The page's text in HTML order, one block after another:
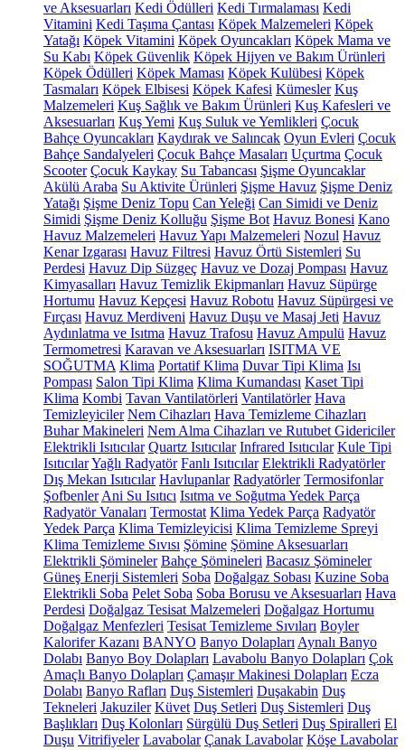
ve Aksesuarları Kedi Ödülleri Kedi Tırmalaması Kedi
Vitamini Kedi Taşıma Çantası Köpek Malzemeleri Köpek
Yatağı Köpek Vitamini Köpek Oyuncakları Köpek Mama ve
Su Kabı Köpek Güvenlik Köpek Hijyen ve Bakım Ürünleri
Köpek Ödülleri Köpek Maması Köpek Kulübesi Köpek
Tasmaları Köpek Elbisesi Köpek Kafesi Kümesler Kuş
Malzemeleri Kuş Sağlık ve Bakım Ürünleri Kuş Kafesleri ve
Aksesuarları Kuş Yemi Kuş Suluk ve Yemlikleri Çocuk
Bahçe Oyuncakları Kaydırak ve Salıncak Oyun Evleri Çocuk
Bahçe Sandalyeleri Çocuk Bahçe Masaları Uçurtma Çocuk
Scooter Çocuk Kaykay Su Tabancası Şişme Oyuncaklar
Akülü Araba Su Aktivite Ürünleri Şişme Havuz Şişme Deniz
Yatağı Şişme Deniz Topu Can Yeleği Can Simidi ve Deniz
Simidi Şişme Deniz Kolluğu Şişme Bot Havuz Bonesi Kano
Havuz Malzemeleri Havuz Yapı Malzemeleri Nozul Havuz
Kenar Izgarası Havuz Filtresi Havuz Örtü Sistemleri Su
Perdesi Havuz Dip Süzgeç Havuz ve Dozaj Pompası Havuz
Kimyasalları Havuz Temizlik Ekipmanları Havuz Süpürge
Hortumu Havuz Kepçesi Havuz Robotu Havuz Süpürgesi ve
Fırçası Havuz Merdiveni Havuz Duşu ve Masaj Jeti Havuz
Aydınlatma ve Isıtma Havuz Trafosu Havuz Ampulü Havuz
Termometresi Karavan ve Aksesuarları ISITMA VE
SOĞUTMA Klima Portatif Klima Duvar Tipi Klima Isı
Pompası Salon Tipi Klima Klima Kumandası Kaset Tipi
Klima Kombi Tavan Vantilatörleri Vantilatörler Hava
Temizleyiciler Nem Cihazları Hava Temizleme Cihazları
Buhar Makineleri Nem Alma Cihazları ve Rutubet Gidericiler
Elektrikli Isıtıcılar Quartz Isıtıcılar Infrared Isıtıcılar Kule Tipi
IsıtıcılarYağlı Radyatör Fanlı Isıtıcılar Elektrikli Radyatörler
Dış Mekan Isıtıcılar Havlupanlar Radyatörler Termosifonlar
Şofbenler Ani Su Isıtıcı Isıtma ve Soğutma Yedek Parça
Radyatör Vanaları Termostat Klima Yedek Parça Radyatör
Yedek Parça Klima Temizleyicisi Klima Temizleme Spreyi
Klima Temizleme Sıvısı Şömine Şömine Aksesuarları
Elektrikli Şömineler Bahçe Şömineleri Bacasız Şömineler
Güneş Enerji Sistemleri Soba Doğalgaz Sobası Kuzine Soba
Elektrikli Soba Pelet Soba Soba Borusu ve Aksesuarları Hava
Perdesi Doğalgaz Tesisat Malzemeleri Doğalgaz Hortumu
Doğalgaz Menfezleri Tesisat Temizleme Sıvıları Boyler
Kalorifer Kazanı BANYO Banyo Dolapları Aynalı Banyo
Dolabı Banyo Boy Dolapları Lavabolu Banyo Dolapları Çok
Amaçlı Banyo Dolapları Çamaşır Makinesi Dolapları Ecza
Dolabı Banyo Rafları Duş Sistemleri Duşakabin Duş
Tekneleri Jakuziler Küvet Duş Setleri Duş Sistemleri Duş
Başlıkları Duş Kolonları Sürgülü Duş Setleri Duş Spiralleri El
Duşu Vitrifiyeler Lavabolar Çanak Lavabolar Köşe Lavabolar